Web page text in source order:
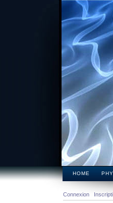
HOME
Connexion